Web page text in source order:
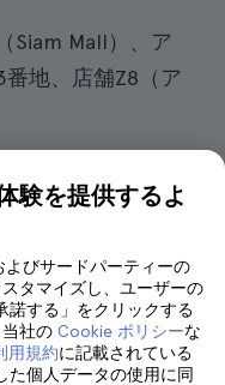
Siam Mall）、ア
地、店舗Z8（ア
後9時まで。
ーク
験を提供するよ
びサードパーティーの
タマイズし、ユーザーの
諾する」をクリックする
社の Cookie ポリシーな
用規約に記載されている
た個人データの使用に同